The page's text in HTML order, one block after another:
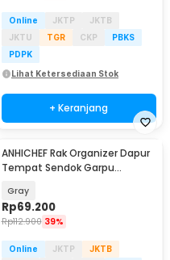
Online JKTP
JKTB
JKTU
TGR CKP
PBKS
PDPK
Lihat Ketersediaan Stok
+ Keranjang
ANHICHEF Rak Organizer Dapur
Tempat Sendok Garpu
Gray
Rp69.200
Rp112.900 39%
Online JKTP
JKTB